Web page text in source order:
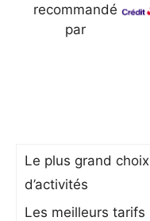
recommandé
par
Le plus grand choix
d’activités
Les meilleurs tarifs